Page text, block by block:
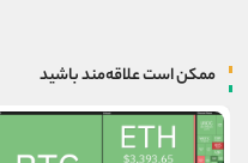
ممکن است علاقه‌مند باشید